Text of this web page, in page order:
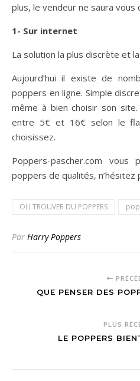
plus, le vendeur ne saura vous
1- Sur internet
La solution la plus discrète et
Aujourd’hui il existe de
poppers en ligne. Simple
même à bien choisir son
entre 5€ et 16€ selon le
choisissez.
Poppers-pascher.com
poppers de qualités, n’hésitez
OU TROUVER DU POPPERS
Par Harry Poppers
QUE PENSER DES
PLUS
LE POPPERS